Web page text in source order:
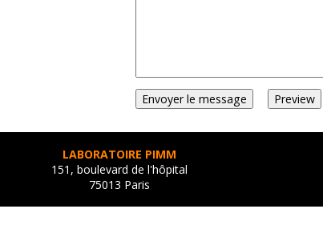
LABORATOIRE PIMM
151, boulevard de l'hôpital
75013 Paris